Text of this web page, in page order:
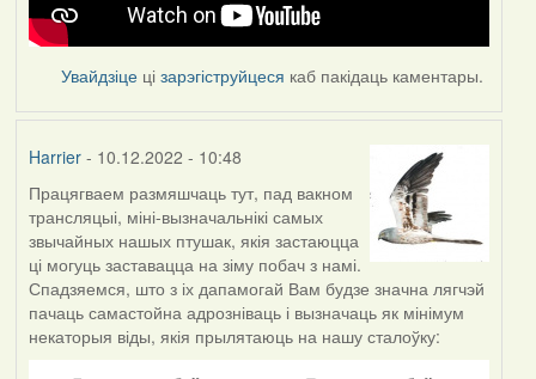
Увайдзіце цізарэгіструйцеся каб пакідаць каментары.
Harrier- 10.12.2022 - 10:48
Працягваем размяшчаць тут, пад вакном
трансляцыі, міні-вызначальнікі самых
звычайных нашых птушак, якія застаюцца
ці могуць заставацца на зіму побач з намі.
Спадзяемся, што з іх дапамогай Вам будзе значна лягчэй
пачаць самастойна адрозніваць і вызначаць як мінімум
некаторыя віды, якія прылятаюць на нашу сталоўку: